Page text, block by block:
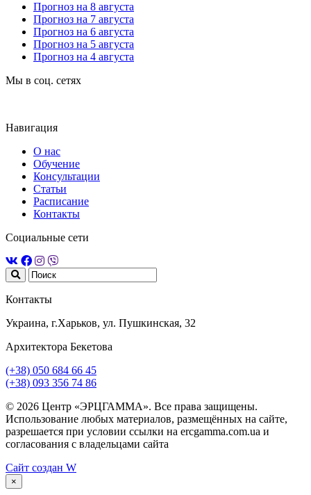
Прогноз на 8 августа
Прогноз на 7 августа
Прогноз на 6 августа
Прогноз на 5 августа
Прогноз на 4 августа
Мы в соц. сетях
Навигация
О нас
Обучение
Консультации
Статьи
Расписание
Контакты
Социальные сети
Контакты
Украина, г.Харьков, ул. Пушкинская, 32
Архитектора Бекетова
(+38) 050 684 66 45
(+38) 093 356 74 86
© 2026 Центр «ЭРЦГАММА». Все права защищены.
Использование любых материалов, размещённых на сайте,
разрешается при условии ссылки на ercgamma.com.ua и
согласования с владельцами сайта
Сайт создан W
×